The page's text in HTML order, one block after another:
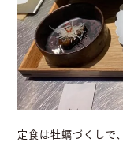
定食は牡蠣づくしで、